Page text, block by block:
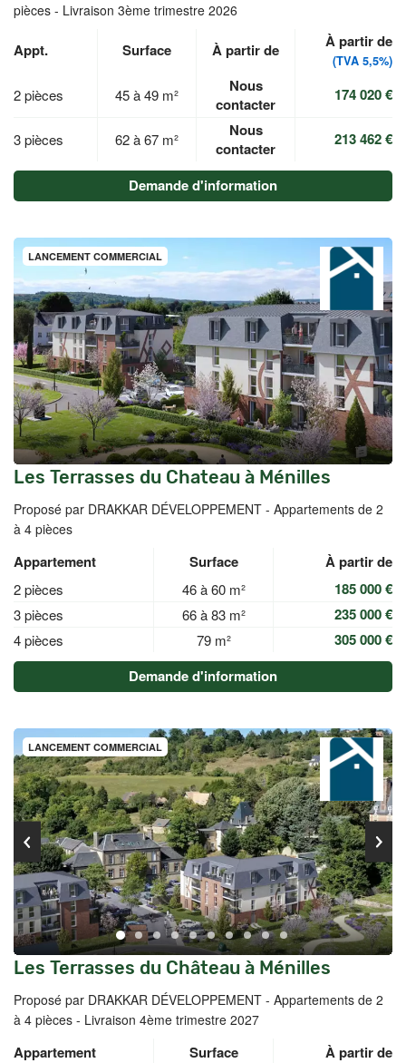
pièces - Livraison 3ème trimestre 2026
Appt. Surface À partir de À partir de
(TVA 5,5%)
2 pièces 45 à 49 m²
Nous
contacter
174 020 €
3 pièces 62 à 67 m²
Nous
contacter
213 462 €
Demande d'information
LANCEMENT COMMERCIAL
Les Terrasses du Chateau à Ménilles
Proposé par DRAKKAR DÉVELOPPEMENT - Appartements de 2
à 4 pièces
Appartement Surface À partir de
2 pièces 46 à 60 m² 185 000 €
3 pièces 66 à 83 m² 235 000 €
4 pièces 79 m²
305 000 €
Demande d'information
LANCEMENT COMMERCIAL
Les Terrasses du Château à Ménilles
Proposé par DRAKKAR DÉVELOPPEMENT - Appartements de 2
à 4 pièces - Livraison 4ème trimestre 2027
Appartement Surface À partir de